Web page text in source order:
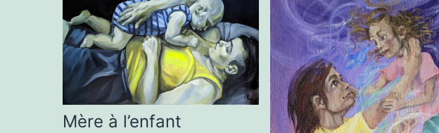
Mère à l’enfant